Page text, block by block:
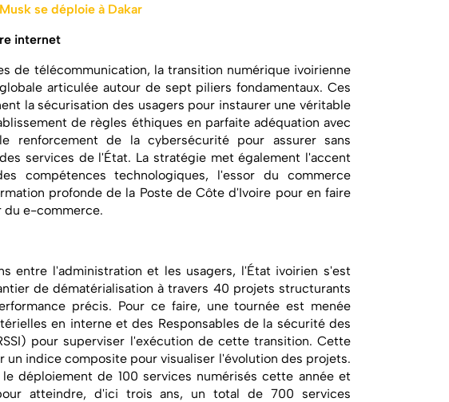
se déploie à Dakar
internet
de télécommunication, la transition numérique ivoirienne
articulée autour de sept piliers fondamentaux. Ces
la sécurisation des usagers pour instaurer une véritable
de règles éthiques en parfaite adéquation avec
renforcement de la cybersécurité pour assurer sans
services de l'État. La stratégie met également l'accent
compétences technologiques, l'essor du commerce
profonde de la Poste de Côte d'Ivoire pour en faire
du e-commerce.
entre l'administration et les usagers, l'État ivoirien s'est
de dématérialisation à travers 40 projets structurants
précis. Pour ce faire, une tournée est menée
en interne et des Responsables de la sécurité des
pour superviser l'exécution de cette transition. Cette
un indice composite pour visualiser l'évolution des projets.
déploiement de 100 services numérisés cette année et
atteindre, d'ici trois ans, un total de 700 services